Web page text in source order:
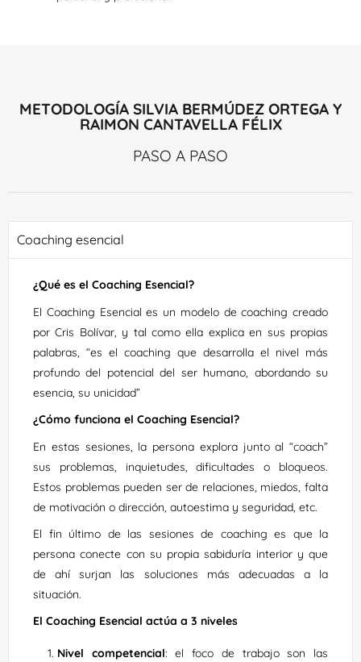
METODOLOGÍA SILVIA BERMÚDEZ ORTEGA Y
RAIMON CANTAVELLA FÉLIX
PASO A PASO
Coaching esencial
¿Qué es el Coaching Esencial?
El Coaching Esencial es un modelo de coaching creado
por Cris Bolívar, y tal como ella explica en sus propias
palabras, “es el coaching que desarrolla el nivel más
profundo del potencial del ser humano, abordando su
esencia, su unicidad”
¿Cómo funciona el Coaching Esencial?
En estas sesiones, la persona explora junto al “coach”
sus problemas, inquietudes, dificultades o bloqueos.
Estos problemas pueden ser de relaciones, miedos, falta
de motivación o dirección, autoestima y seguridad, etc.
El fin último de las sesiones de coaching es que la
persona conecte con su propia sabiduría interior y que
de ahí surjan las soluciones más adecuadas a la
situación.
El Coaching Esencial actúa a 3 niveles
Nivel competencial: el foco de trabajo son las